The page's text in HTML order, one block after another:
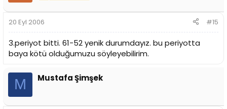
20 Eyl 2006 #15
3.periyot bitti. 61-52 yenik durumdayız. bu periyotta
baya kötü olduğumuzu söyleyebilirim.
M Mustafa Şimşek